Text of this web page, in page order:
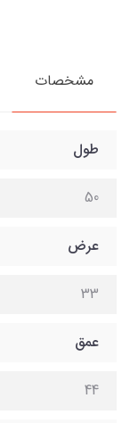
مشخصات
طول
50
عرض
33
عمق
44